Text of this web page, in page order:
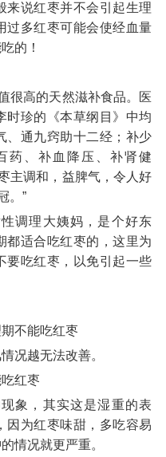
来说红枣并不会引起生理
过多红枣可能会使经血量
的！
很高的天然滋补食品。医
时珍的《本草纲目》中均
、通九窍助十二经；补少
药、补血降压、补肾健
主调和，益脾气，令人好
。”
调理大姨妈，是个好东
都适合吃红枣的，这里为
要吃红枣，以免引起一些
不能吃红枣
况越无法改善。
红枣
象，其实这是湿重的表
因为红枣味甜，多吃容易
情况就更严重。